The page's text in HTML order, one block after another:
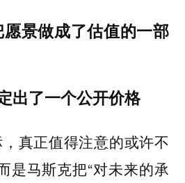
景做成了估值的一部
出了一个公开价格
真正值得注意的或许不
是马斯克把“对未来的承